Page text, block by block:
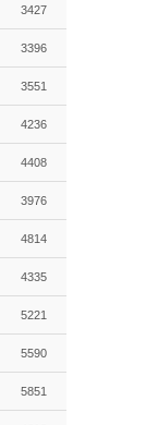
3427
3396
3551
4236
4408
3976
4814
4335
5221
5590
5851